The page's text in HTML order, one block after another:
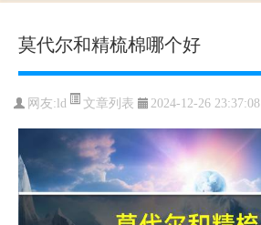
莫代尔和精梳棉哪个好
网友: ld 文章列表 2024-12-26 23:37:08